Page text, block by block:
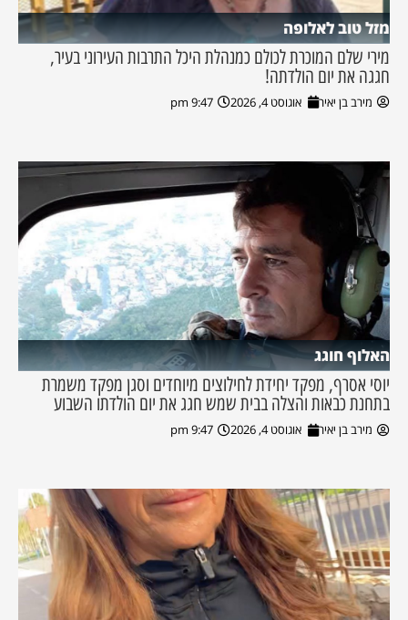
מזל טוב לאלופה
מירי שלם המוכרת לכולם כמנהלת היכל התרבות העירוני בעיר,
חגגה את יום הולדתה!
מירב בן יאיר אוגוסט 4, 2026 9:47 pm
האלוף חוגג
יוסי אסרף, מפקד יחידת לחילוצים מיוחדים וסגן מפקד משמרת
בתחנת כבאות והצלה בבית שמש חגג את יום הולדתו השבוע
מירב בן יאיר אוגוסט 4, 2026 9:47 pm